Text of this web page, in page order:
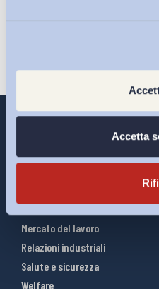
Accetta
Riforme del lavoro
Mercato del lavoro
Relazioni industriali
Salute e sicurezza
Welfare